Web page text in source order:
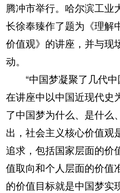
腾冲市举行。哈尔滨工业
长徐奉臻作了题为《理解
价值观》的讲座，并与现
动。
“中国梦凝聚了几代中
在讲座中以中国近现代史
了中国梦为什么、是什么
出，社会主义核心价值观
追求，包括国家层面的价
值取向和个人层面的价值
的价值目标就是中国梦实